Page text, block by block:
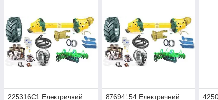
225316C1 Електричний
87694154 Електричний